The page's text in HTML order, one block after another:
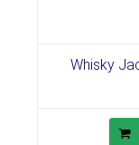
Whisky